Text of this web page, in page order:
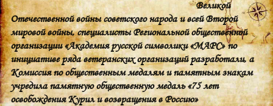
Великой
Отечественной войны советского народа и всей Второй
мировой войны, специалисты Региональной общественной
организации «Академия русской символики «МАРС» по
инициативе ряда ветеранских организаций разработали, а
Комиссия по общественным медалям и памятным знакам
учредила памятную общественную медаль «75 лет
освобождения Курил и возвращения в Россию»